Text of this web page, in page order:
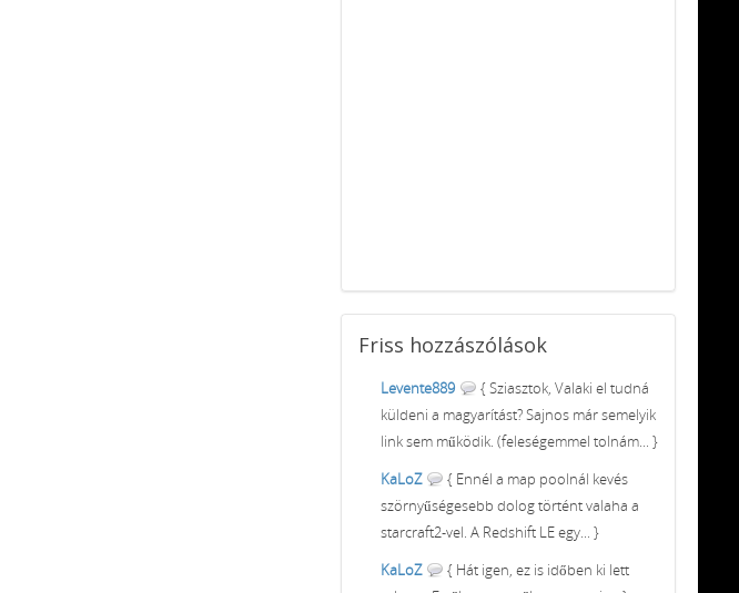
Friss hozzászólások
Levente889
{ Sziasztok, Valaki el tudná
küldeni a magyarítást? Sajnos már semelyik
link sem működik. (feleségemmel tolnám... }
KaLoZ
{ Ennél a map poolnál kevés
szörnyűségesebb dolog történt valaha a
starcraft2-vel. A Redshift LE egy... }
KaLoZ
{ Hát igen, ez is időben ki lett